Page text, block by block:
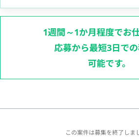
1週間～1か月程度でお
応募から最短3日で
可能です。
この案件は募集を終了しま